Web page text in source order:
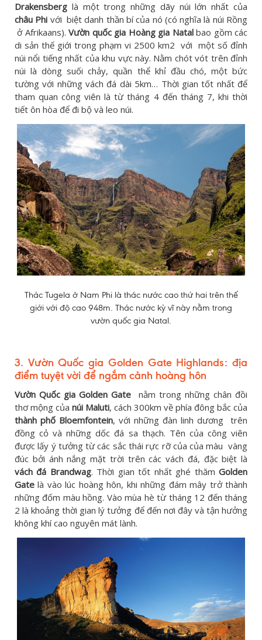
Drakensberg là một trong những dãy núi lớn nhất của
châu Phi với biệt danh thần bí của nó (có nghĩa là núi Rồng
ở Afrikaans).Vườn quốc gia Hoàng gia Natalbao gồm các
di sản thế giới trong phạm vi 2500 km2 với một số đỉnh
núi nổi tiếng nhất của khu vực này. Nằm chót vót trên đỉnh
núi là dòng suối chảy, quần thể khỉ đầu chó, một bức
tường với những vách đá dài 5km… Thời gian tốt nhất để
tham quan công viên là từ tháng 4 đến tháng 7, khi thời
tiết ôn hòa để đi bộ và leo núi.
Thác Tugela ở Nam Phi là thác nước cao thứ hai trên thế
giới với độ cao 948m. Thác nước kỳ vĩ này nằm trong
vườn quốc gia Natal.
3. Vườn Quốc gia Golden Gate Highlands: địa
điểm tuyệt vời để ngắm cảnh hoàng hôn
Vườn Quốc gia Golden Gate nằm trong những chân đồi
thơ mộng của núi Maluti, cách 300km về phía đông bắc của
thành phố Bloemfontein, với những đàn linh dương trên
đồng cỏ và những dốc đá sa thạch. Tên của công viên
được lấy ý tưởng từ các sắc thái rực rỡ của của màu vàng
đúc bởi ánh nắng mặt trời trên các vách đá, đặc biệt là
vách đá Brandwag. Thời gian tốt nhất ghé thămGolden
Gate là vào lúc hoàng hôn, khi những đám mây trở thành
những đốm màu hồng. Vào mùa hè từ tháng 12 đến tháng
2 là khoảng thời gian lý tưởng để đến nơi đây và tận hưởng
không khí cao nguyên mát lành.